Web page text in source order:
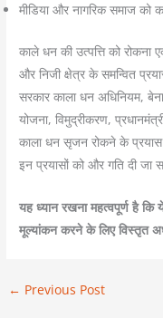
मीडिया और नागरिक समाज
काले धन की उत्पत्ति को
और निजी क्षेत्र के समन्वित
सरकार काला धन अधिनियम,
योजना, विमुद्रीकरण,
काला धन सृजन रोकने के प्रयास
इन प्रयासों को और गति दी जा
यह ध्यान रखना महत्वपूर्ण है
मूल्यांकन करने के लिए विस्तृत
← Previous Post